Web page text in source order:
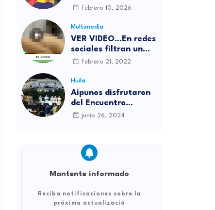
reformas inmediatas
Presidencia y
responde a reciente
encuesta: “No me
asusta nada”
febrero 10, 2026
Multimedia
VER VIDEO...En redes
sociales filtran un
íntimo y aseguran
y Dani Duke
febrero 21, 2022
Huila
Aipunos disfrutaron
del Encuentro
Departamental de
junio 26, 2024
Mantente informado
Reciba notificaciones sobre la
próxima actualizació